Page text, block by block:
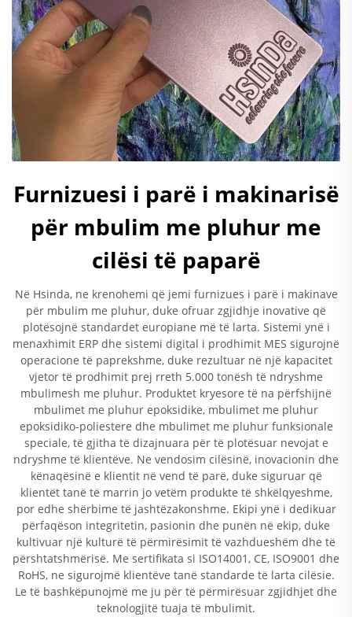
Furnizuesi i parë i makinarisë
për mbulim me pluhur me
cilësi të paparë
Në Hsinda, ne krenohemi që jemi furnizues i parë i makinave
për mbulim me pluhur, duke ofruar zgjidhje inovative që
plotësojnë standardet europiane më të larta. Sistemi ynë i
menaxhimit ERP dhe sistemi digital i prodhimit MES sigurojnë
operacione të paprekshme, duke rezultuar në një kapacitet
vjetor të prodhimit prej rreth 5.000 tonësh të ndryshme
mbulimesh me pluhur. Produktet kryesore të na përfshijnë
mbulimet me pluhur epoksidike, mbulimet me pluhur
epoksidiko-poliestere dhe mbulimet me pluhur funksionale
speciale, të gjitha të dizajnuara për të plotësuar nevojat e
ndryshme të klientëve. Ne vendosim cilësinë, inovacionin dhe
kënaqësinë e klientit në vend të parë, duke siguruar që
klientët tanë të marrin jo vetëm produkte të shkëlqyeshme,
por edhe shërbime të jashtëzakonshme. Ekipi ynë i dedikuar
përfaqëson integritetin, pasionin dhe punën në ekip, duke
kultivuar një kulturë të përmirësimit të vazhdueshëm dhe të
përshtatshmërisë. Me sertifikata si ISO14001, CE, ISO9001 dhe
RoHS, ne sigurojmë klientëve tanë standarde të larta cilësie.
Le të bashkëpunojmë me ju për të përmirësuar zgjidhjet dhe
teknologjitë tuaja të mbulimit.